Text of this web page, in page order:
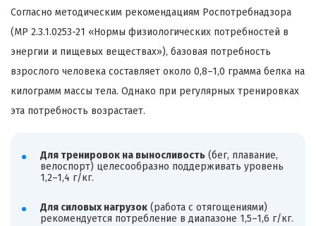
Согласно методическим рекомендациям Роспотребнадзора
(МР 2.3.1.0253-21 «Нормы физиологических потребностей в
энергии и пищевых веществах»), базовая потребность
взрослого человека составляет около 0,8–1,0 грамма белка на
килограмм массы тела. Однако при регулярных тренировках
эта потребность возрастает.
Для тренировок на выносливость(бег, плавание,
велоспорт) целесообразно поддерживать уровень
1,2–1,4 г/кг.
Для силовых нагрузок(работа с отягощениями)
рекомендуется потребление в диапазоне 1,5–1,6 г/кг.